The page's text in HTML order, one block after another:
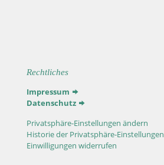
Rechtliches
Impressum
Datenschutz
Privatsphäre-Einstellungen ändern
Historie der Privatsphäre-Einstellungen
Einwilligungen widerrufen